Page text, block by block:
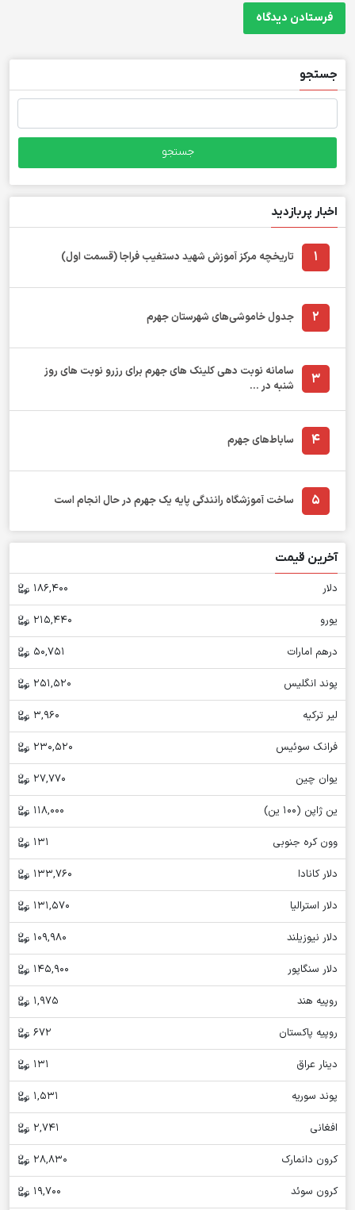
جستجو
جستجو
برای:
اخبار پربازدید
1 تاریخچه مرکز آموزش شهید دستغیب فراجا (قسمت اول)
2 جدول خاموشی‌های شهرستان جهرم
3
سامانه نوبت دهی کلینک های جهرم برای رزرو نوبت های روز
شنبه در ...
4 ساباط‌های جهرم
5 ساخت آموزشگاه رانندگی پایه یک جهرم در حال انجام است
آخرین قیمت
دلار
186,400
یورو
215,440
درهم امارات
50,751
پوند انگلیس
251,520
لیر ترکیه
3,960
فرانک سوئیس
230,520
یوان چین
27,770
ین ژاپن (100 ین)
118,000
وون کره جنوبی
131
دلار کانادا
133,760
دلار استرالیا
131,570
دلار نیوزیلند
109,980
دلار سنگاپور
145,900
روپیه هند
1,975
روپیه پاکستان
672
دینار عراق
131
پوند سوریه
1,531
افغانی
2,741
کرون دانمارک
28,830
کرون سوئد
19,700